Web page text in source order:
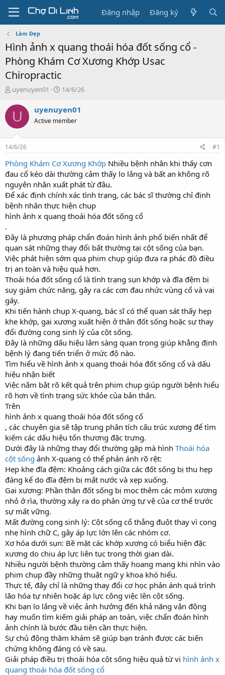
Đăng nhập Đăng ký
Làm Đẹp
Hình ảnh x quang thoái hóa đốt sống cổ -
Phòng Khám Cơ Xương Khớp Usac
Chiropractic
T
r
a
s
t
a
t
e
r
uyenuyen01
N
à
g
14/6/26
U uyenuyen01
Active member
14/6/26 #1
Phòng Khám Cơ Xương Khớp Nhiều bệnh nhân khi thấy cơn
đau cổ kéo dài thường cảm thấy lo lắng và bất an không rõ
nguyên nhân xuất phát từ đâu.
Để xác định chính xác tình trạng, các bác sĩ thường chỉ định
bệnh nhân thực hiện chụp
hình ảnh x quang thoái hóa đốt sống cổ
.
Đây là phương pháp chẩn đoán hình ảnh phổ biến nhất để
quan sát những thay đổi bất thường tại cột sống của bạn.
Việc phát hiện sớm qua phim chụp giúp đưa ra phác đồ điều
trị an toàn và hiệu quả hơn.
Thoái hóa đốt sống cổ là tình trạng sụn khớp và đĩa đệm bị
suy giảm chức năng, gây ra các cơn đau nhức vùng cổ và vai
gáy.
Khi tiến hành chụp X-quang, bác sĩ có thể quan sát thấy hẹp
khe khớp, gai xương xuất hiện ở thân đốt sống hoặc sự thay
đổi đường cong sinh lý của cột sống.
Đây là những dấu hiệu lâm sàng quan trọng giúp khẳng định
bệnh lý đang tiến triển ở mức độ nào.
Tìm hiểu về hình ảnh x quang thoái hóa đốt sống cổ và dấu
hiệu nhận biết
Việc nắm bắt rõ kết quả trên phim chụp giúp người bệnh hiểu
rõ hơn về tình trạng sức khỏe của bản thân.
Trên
hình ảnh x quang thoái hóa đốt sống cổ
, các chuyên gia sẽ tập trung phân tích cấu trúc xương để tìm
kiếm các dấu hiệu tổn thương đặc trưng.
Dưới đây là những thay đổi thường gặp mà hình Thoái hóa
cột sống ảnh X-quang có thể phản ánh rõ rệt:
Hẹp khe đĩa đệm: Khoảng cách giữa các đốt sống bị thu hẹp
đáng kể do đĩa đệm bị mất nước và xẹp xuống.
Gai xương: Phần thân đốt sống bị mọc thêm các mỏm xương
nhỏ ở rìa, thường xảy ra do phản ứng tự vệ của cơ thể trước
sự mất vững.
Mất đường cong sinh lý: Cột sống cổ thẳng đuột thay vì cong
nhẹ hình chữ C, gây áp lực lớn lên các nhóm cơ.
Xơ hóa dưới sụn: Bề mặt các khớp xương có biểu hiện đặc
xương do chịu áp lực liên tục trong thời gian dài.
Nhiều người bệnh thường cảm thấy hoang mang khi nhìn vào
phim chụp đầy những thuật ngữ y khoa khó hiểu.
Thực tế, đây chỉ là những thay đổi cơ học phản ánh quá trình
lão hóa tự nhiên hoặc áp lực công việc lên cột sống.
Khi bạn lo lắng về việc ảnh hưởng đến khả năng vận động
hay muốn tìm kiếm giải pháp an toàn, việc chẩn đoán hình
ảnh chính là bước đầu tiên cần thực hiện.
Sự chủ động thăm khám sẽ giúp bạn tránh được các biến
chứng không đáng có về sau.
Giải pháp điều trị thoái hóa cột sống hiệu quả từ vi hình ảnh x
quang thoái hóa đốt sống cổ